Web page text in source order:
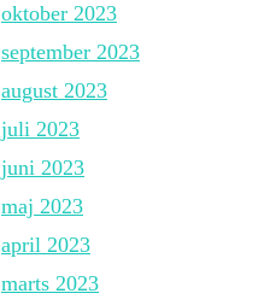
oktober 2023
september 2023
august 2023
juli 2023
juni 2023
maj 2023
april 2023
marts 2023